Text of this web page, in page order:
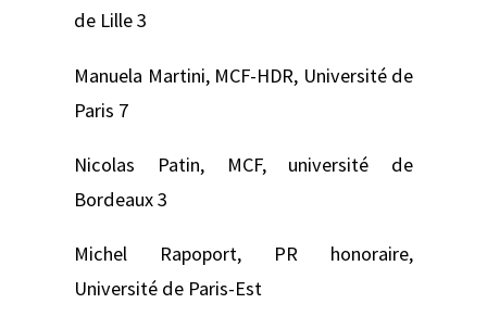
de Lille 3
Manuela Martini, MCF-HDR, Université de
Paris 7
Nicolas Patin, MCF, université de
Bordeaux 3
Michel Rapoport, PR honoraire,
Université de Paris-Est